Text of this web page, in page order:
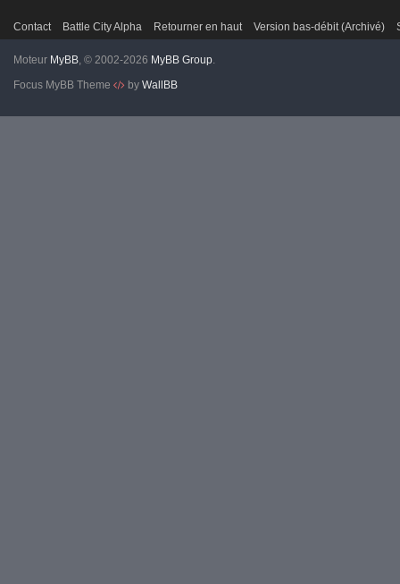
Contact Battle City Alpha Retourner en haut Version bas-débit (Archivé)
Moteur MyBB, © 2002-2026 MyBB Group.
Focus MyBB Theme
by WallBB